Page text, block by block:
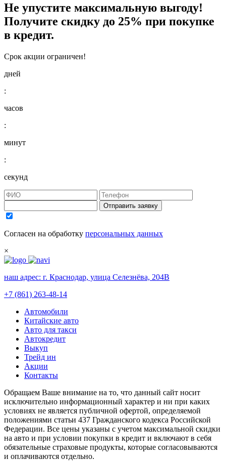
Не упустите максимальную выгоду!
Получите скидку до 25% при покупке
в кредит.
Срок акции ограничен!
дней
:
часов
:
минут
:
секунд
Отправить заявку
Согласен на обработку персональных данных
×
наш адрес: г. Краснодар, улица Селезнёва, 204В
+7 (861) 263-48-14
Автомобили
Китайские авто
Авто для такси
Автокредит
Выкуп
Трейд ин
Акции
Контакты
Обращаем Ваше внимание на то, что данный сайт носит
исключительно информационный характер и ни при каких
условиях не является публичной офертой, определяемой
положениями статьи 437 Гражданского кодекса Российской
Федерации. Все цены указаны с учетом максимальной скидки
на авто и при условии покупки в кредит и включают в себя
обязательные страховые продукты, которые согласовываются
и оплачиваются отдельно.